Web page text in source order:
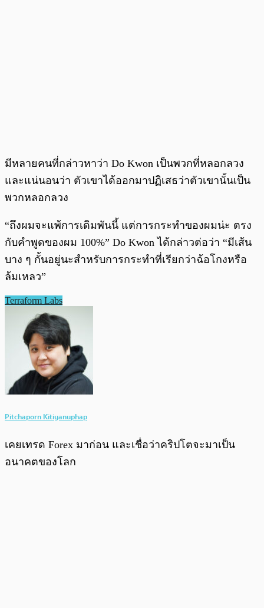
มีหลายคนที่กล่าวหาว่า Do Kwon เป็นพวกที่หลอกลวง
และแน่นอนว่า ตัวเขาได้ออกมาปฏิเสธว่าตัวเขานั้นเป็น
พวกหลอกลวง
“ถึงผมจะแพ้การเดิมพันนี้ แต่การกระทำของผมน่ะ ตรง
กับคำพูดของผม 100%” Do Kwon ได้กล่าวต่อว่า “มีเส้น
บาง ๆ กั้นอยู่นะสำหรับการกระทำที่เรียกว่าฉ้อโกงหรือ
ล้มเหลว”
Terraform Labs
Pitchaporn Kitiyanuphap
เคยเทรด Forex มาก่อน และเชื่อว่าคริปโตจะมาเป็น
อนาคตของโลก